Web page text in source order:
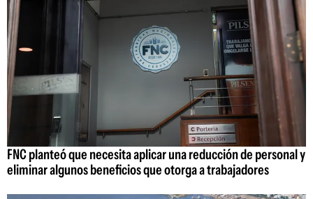
FNC planteó que necesita aplicar una reducción de personal y
eliminar algunos beneficios que otorga a trabajadores